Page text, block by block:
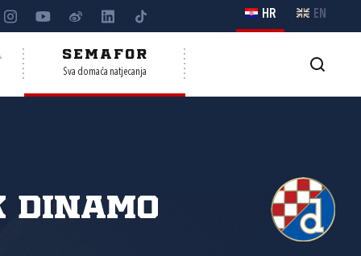
HR EN
SEMAFOR
Sva domaća natjecanja
Dinamo